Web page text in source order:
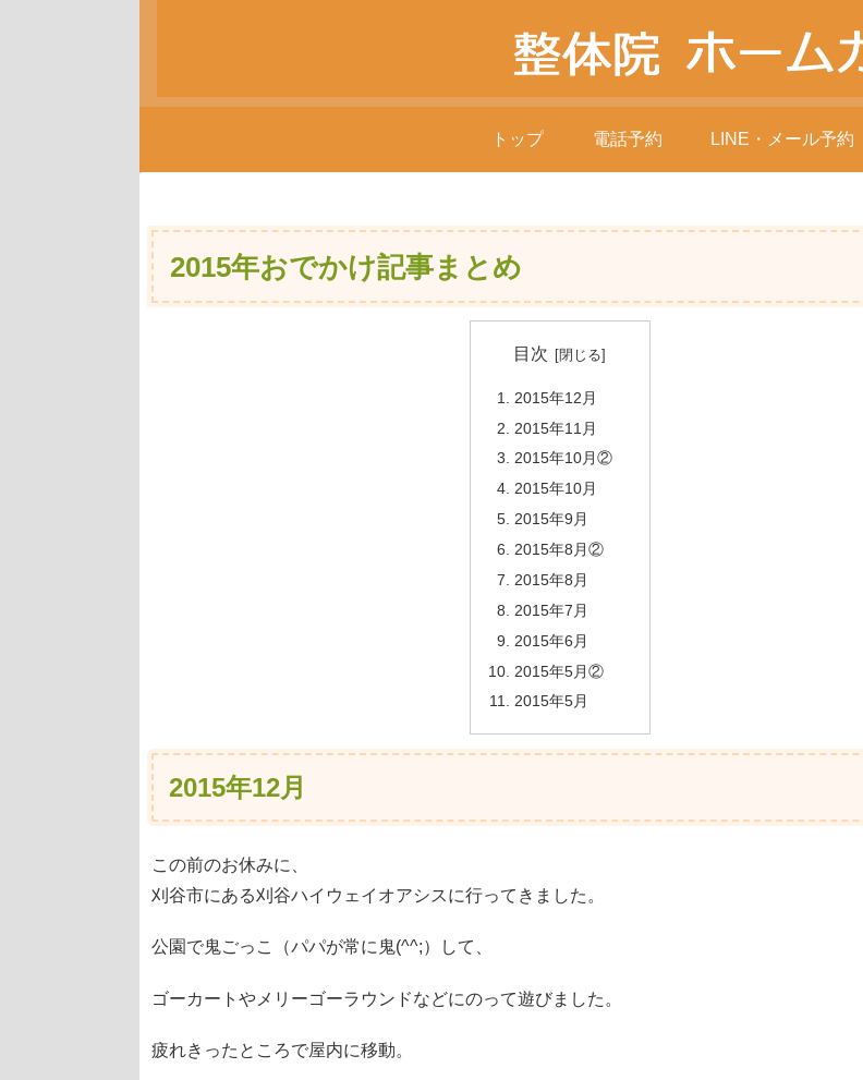
トップ 電話予約 LINE・メール予約
2015年おでかけ記事まとめ
目次
2015年12月
2015年11月
2015年10月②
2015年10月
2015年9月
2015年8月②
2015年8月
2015年7月
2015年6月
2015年5月②
2015年5月
2015年12月
この前のお休みに、
刈谷市にある刈谷ハイウェイオアシスに行ってきました。
公園で鬼ごっこ（パパが常に鬼(^^;）して、
ゴーカートやメリーゴーラウンドなどにのって遊びました。
疲れきったところで屋内に移動。